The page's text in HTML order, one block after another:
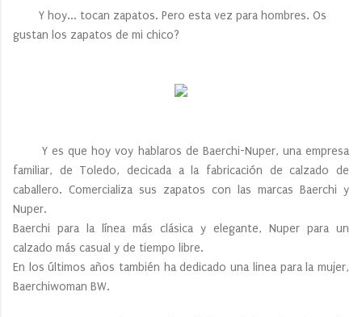
Y hoy... tocan zapatos. Pero esta vez para hombres. Os
gustan los zapatos de mi chico?
Y es que hoy voy hablaros de Baerchi-Nuper, una empresa
familiar, de Toledo, decicada a la fabricación de calzado de
caballero. Comercializa sus zapatos con las marcas Baerchi y
Nuper.
Baerchi para la línea más clásica y elegante, Nuper para un
calzado más casual y de tiempo libre.
En los últimos años también ha dedicado una linea para la mujer,
Baerchiwoman BW.